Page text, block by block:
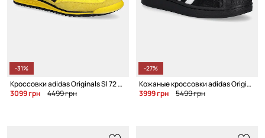
-31%
Кроссовки adidas Originals Sl 72 OG W
3099 грн
4499 грн
-27%
Кожаные кроссовки adidas Originals Superstar II W
3999 грн
5499 грн